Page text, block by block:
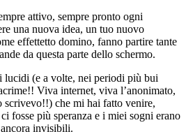
attivo, sempre pronto ogni
una nuova idea, un tuo nuovo
effettetto domino, fanno partire tante
da questa parte dello schermo.
lucidi (e a volte, nei periodi più bui
Viva internet, viva l’anonimato,
scrivevo!!) che mi hai fatto venire,
fosse più speranza e i miei sogni erano
invisibili.